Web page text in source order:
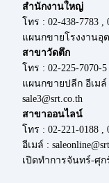
สำนักงานใหญ่
โทร : 02-438-7783 ,
แผนกขายโรงงานอุต
สาขาวัดตึก
โทร : 02-225-7070-
แผนกขายปลีก อีเมล์
sale3@srt.co.th
สาขาออนไลน์
โทร : 02-221-0188 ,
อีเมล์ :
เปิดทำการจันทร์-ศุก